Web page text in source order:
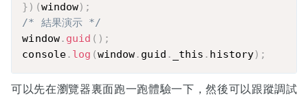
} ) (window) ;
/* 結果演示 */
window. guid ( ) ;
console. log (window. guid . _this . history) ;
可以先在瀏覽器裏面跑一跑體驗一下，然後可以跟蹤調試